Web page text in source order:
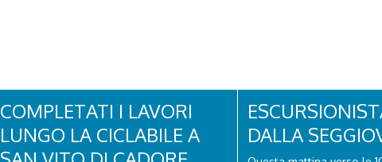
COMPLETATI I LAVORI
LUNGO LA CICLABILE A
DALLA